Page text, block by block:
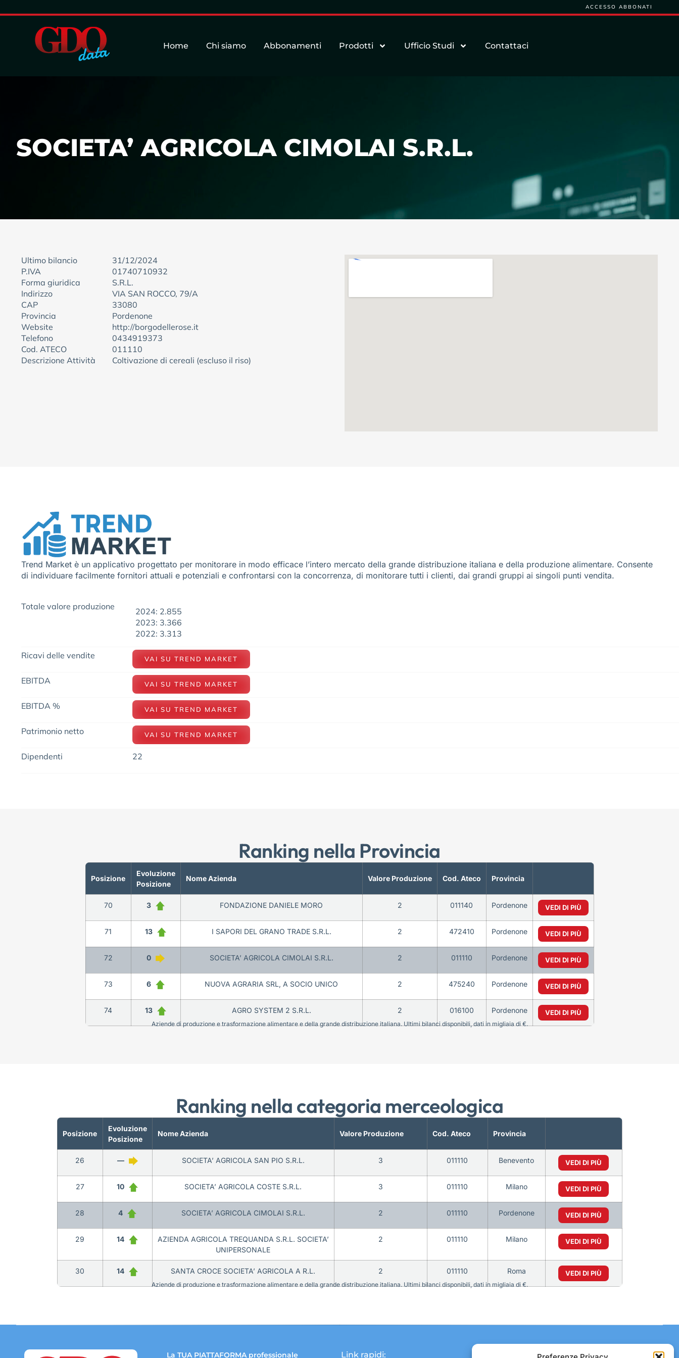
ACCESSO ABBONATI
Home Chi siamo Abbonamenti Prodotti Ufficio Studi Contattaci
SOCIETA’ AGRICOLA CIMOLAI S.R.L.
Ultimo bilancio
31/12/2024
P.IVA
01740710932
Forma giuridica
S.R.L.
Indirizzo
VIA SAN ROCCO, 79/A
CAP
33080
Provincia
Pordenone
Website
http://borgodellerose.it
Telefono
0434919373
Cod. ATECO
011110
Descrizione Attività
Coltivazione di cereali (escluso il riso)
Trend Market è un applicativo progettato per monitorare in modo efficace l’intero mercato della grande distribuzione italiana e della produzione alimentare. Consente
di individuare facilmente fornitori attuali e potenziali e confrontarsi con la concorrenza, di monitorare tutti i clienti, dai grandi gruppi ai singoli punti vendita.
Totale valore produzione
2024: 2.855
2023: 3.366
2022: 3.313
Ricavi delle vendite VAI SU TREND MARKET
EBITDA VAI SU TREND MARKET
EBITDA % VAI SU TREND MARKET
Patrimonio netto VAI SU TREND MARKET
Dipendenti 22
Ranking nella Provincia
Posizione
Evoluzione
Posizione
Nome Azienda Valore Produzione Cod. Ateco Provincia
70 3 FONDAZIONE DANIELE MORO 2 011140 Pordenone VEDI DI PIÙ
71 13 I SAPORI DEL GRANO TRADE S.R.L. 2 472410 Pordenone VEDI DI PIÙ
72 0 SOCIETA’ AGRICOLA CIMOLAI S.R.L. 2 011110 Pordenone VEDI DI PIÙ
73 6 NUOVA AGRARIA SRL, A SOCIO UNICO 2 475240 Pordenone VEDI DI PIÙ
74 13 AGRO SYSTEM 2 S.R.L. 2 016100 Pordenone VEDI DI PIÙ
Aziende di produzione e trasformazione alimentare e della grande distribuzione italiana. Ultimi bilanci disponibili, dati in migliaia di €.
Ranking nella categoria merceologica
Posizione
Evoluzione
Posizione
Nome Azienda Valore Produzione Cod. Ateco Provincia
26 — SOCIETA’ AGRICOLA SAN PIO S.R.L. 3 011110 Benevento VEDI DI PIÙ
27 10 SOCIETA’ AGRICOLA COSTE S.R.L. 3 011110 Milano VEDI DI PIÙ
28 4 SOCIETA’ AGRICOLA CIMOLAI S.R.L. 2 011110 Pordenone VEDI DI PIÙ
29 14
AZIENDA AGRICOLA TREQUANDA S.R.L. SOCIETA’
UNIPERSONALE
2 011110 Milano VEDI DI PIÙ
30 14 SANTA CROCE SOCIETA’ AGRICOLA A R.L. 2 011110 Roma VEDI DI PIÙ
Aziende di produzione e trasformazione alimentare e della grande distribuzione italiana. Ultimi bilanci disponibili, dati in migliaia di €.
La TUA PIATTAFORMA professionale Link rapidi: